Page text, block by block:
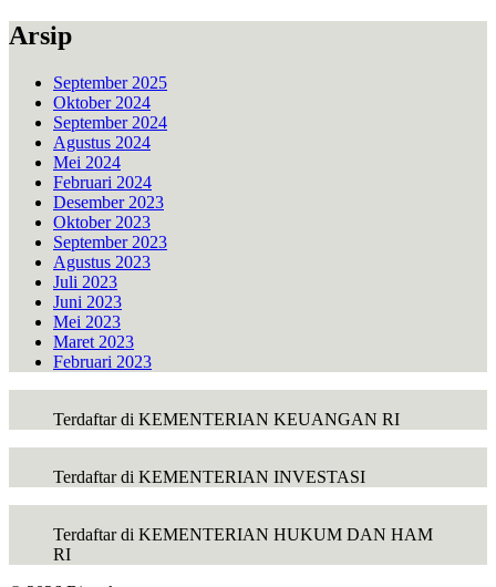
Arsip
September 2025
Oktober 2024
September 2024
Agustus 2024
Mei 2024
Februari 2024
Desember 2023
Oktober 2023
September 2023
Agustus 2023
Juli 2023
Juni 2023
Mei 2023
Maret 2023
Februari 2023
Terdaftar di KEMENTERIAN KEUANGAN RI
Terdaftar di KEMENTERIAN INVESTASI
Terdaftar di KEMENTERIAN HUKUM DAN HAM
RI